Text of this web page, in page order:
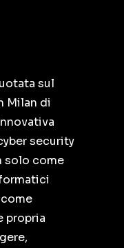
sul
Milan di
security
solo come
propria